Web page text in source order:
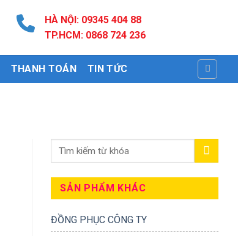
HÀ NỘI: 09345 404 88
TP.HCM: 0868 724 236
THANH TOÁN TIN TỨC
SẢN PHẨM KHÁC
ĐỒNG PHỤC CÔNG TY